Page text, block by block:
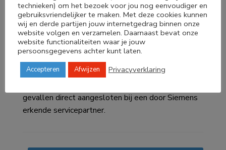
Betrouwbare service
Siemens biedt graag het allerbeste. Wanneer je
een apparaat uit het extraKlasse-assortiment
koopt, heb je de mogelijkheid tot een vakkundige
gevallen direct aangesloten bij een door Siemens
erkende servicepartner.
technieken) om het bezoek voor jou nog eenvoudiger en
gebruiksvriendelijker te maken. Met deze cookies kunnen
wij en derde partijen jouw internetgedrag binnen onze
website volgen en verzamelen. Daarnaast bevat onze
website functionaliteiten waar je jouw
persoonsgegevens achter kunt laten.
Accepteren Afwijzen Privacyverklaring